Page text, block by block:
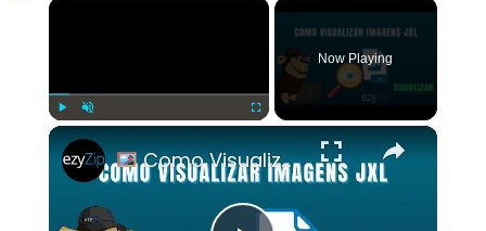
×
Now Playing
×
Como Visualizar Arquivos JXL Online Gratuitamente | Sem Necessidade De Instalação De Software